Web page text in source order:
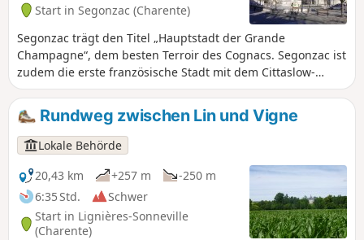
Start in Segonzac (Charente)
Segonzac trägt den Titel „Hauptstadt der Grande
Champagne“, dem besten Terroir des Cognacs. Segonzac ist
zudem die erste französische Stadt mit dem Cittaslow-
Label: eine Gemeinde, in der es sich gut leben lässt, die
Städte auszeichnet, denen Umwelt und Lebensqualität am
Herzen liegen.
Rundweg zwischen Lin und Vigne
Lokale Behörde
20,43 km
+257 m
-250 m
6:35 Std.
Schwer
Start in Lignières-Sonneville
(Charente)